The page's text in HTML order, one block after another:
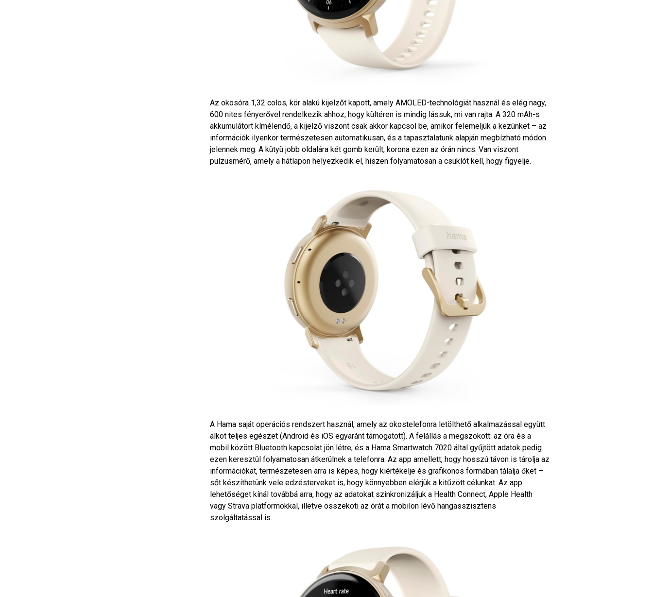
Az okosóra 1,32 colos, kör alakú kijelzőt kapott, amely AMOLED-technológiát használ és elég nagy,
600 nites fényerővel rendelkezik ahhoz, hogy kültéren is mindig lássuk, mi van rajta. A 320 mAh-s
akkumulátort kímélendő, a kijelző viszont csak akkor kapcsol be, amikor felemeljük a kezünket – az
információk ilyenkor természetesen automatikusan, és a tapasztalatunk alapján megbízható módon
jelennek meg. A kütyü jobb oldalára két gomb került, korona ezen az órán nincs. Van viszont
pulzusmérő, amely a hátlapon helyezkedik el, hiszen folyamatosan a csuklót kell, hogy figyelje.
A Hama saját operációs rendszert használ, amely az okostelefonra letölthető alkalmazással együtt
alkot teljes egészet (Android és iOS egyaránt támogatott). A felállás a megszokott: az óra és a
mobil között Bluetooth kapcsolat jön létre, és a Hama Smartwatch 7020 által gyűjtött adatok pedig
ezen keresztül folyamatosan átkerülnek a telefonra. Az app amellett, hogy hosszú távon is tárolja az
információkat, természetesen arra is képes, hogy kiértékelje és grafikonos formában tálalja őket –
sőt készíthetünk vele edzésterveket is, hogy könnyebben elérjük a kitűzött célunkat. Az app
lehetőséget kínál továbbá arra, hogy az adatokat szinkronizáljuk a Health Connect, Apple Health
vagy Strava platformokkal, illetve összeköti az órát a mobilon lévő hangasszisztens
szolgáltatással is.